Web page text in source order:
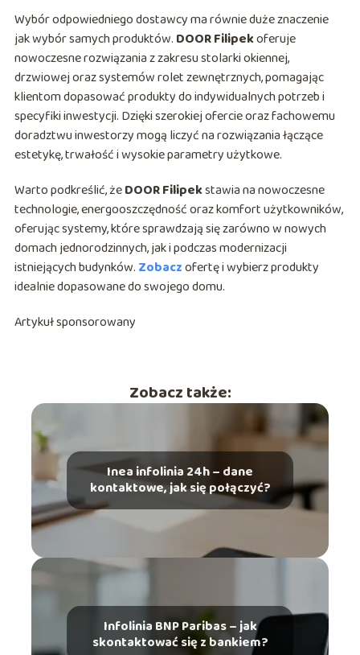
Wybór odpowiedniego dostawcy ma równie duże znaczenie
jak wybór samych produktów. DOOR Filipekoferuje
nowoczesne rozwiązania z zakresu stolarki okiennej,
drzwiowej oraz systemów rolet zewnętrznych, pomagając
klientom dopasować produkty do indywidualnych potrzeb i
specyfiki inwestycji. Dzięki szerokiej ofercie oraz fachowemu
doradztwu inwestorzy mogą liczyć na rozwiązania łączące
estetykę, trwałość i wysokie parametry użytkowe.
Warto podkreślić, żeDOOR Filipekstawia na nowoczesne
technologie, energooszczędność oraz komfort użytkowników,
oferując systemy, które sprawdzają się zarówno w nowych
domach jednorodzinnych, jak i podczas modernizacji
istniejących budynków. Zobaczofertę i wybierz produkty
idealnie dopasowane do swojego domu.
Artykuł sponsorowany
Zobacz także:
Inea infolinia 24h – dane
kontaktowe, jak się połączyć?
Infolinia BNP Paribas – jak
skontaktować się z bankiem?